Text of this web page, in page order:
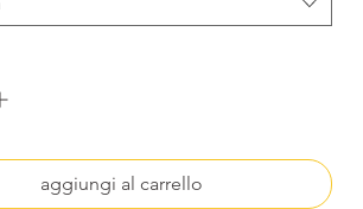
aggiungi al carrello